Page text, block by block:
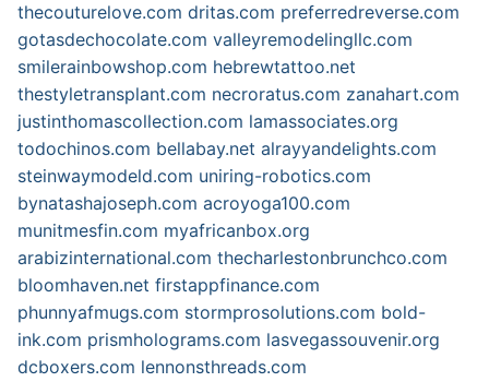
thecouturelove.com dritas.com preferredreverse.com
gotasdechocolate.com valleyremodelingllc.com
smilerainbowshop.com hebrewtattoo.net
thestyletransplant.com necroratus.com zanahart.com
justinthomascollection.com lamassociates.org
todochinos.com bellabay.net alrayyandelights.com
steinwaymodeld.com uniring-robotics.com
bynatashajoseph.com acroyoga100.com
munitmesfin.com myafricanbox.org
arabizinternational.com thecharlestonbrunchco.com
bloomhaven.net firstappfinance.com
phunnyafmugs.com stormprosolutions.com bold-
ink.com prismholograms.com lasvegassouvenir.org
dcboxers.com lennonsthreads.com